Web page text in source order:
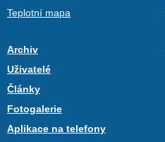
Teplotní mapa
Archiv
Uživatelé
Články
Fotogalerie
Aplikace na telefony